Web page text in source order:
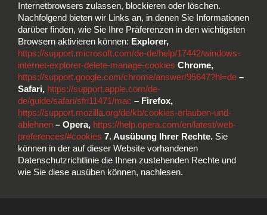
Internetbrowsers zulassen, blockieren oder löschen.
Nachfolgend bieten wir Links an, in denen Sie Informationen
darüber finden, wie Sie Ihre Präferenzen in den wichtigsten
Browsern aktivieren können: Explorer,
https://support.microsoft.com/de-de/help/17442/windows-
internet-explorer-delete-manage-cookies Chrome,
https://support.google.com/chrome/answer/95647?hl=de –
Safari, https://support.apple.com/de-
de/guide/safari/sfri11471/mac – Firefox,
https://support.mozilla.org/de/kb/cookies-erlauben-und-
ablehnen – Opera, https://help.opera.com/en/latest/web-
preferences/#cookies 7. Ausübung Ihrer Rechte. Sie
können in der auf dieser Website vorhandenen
Datenschutzrichtlinie die Ihnen zustehenden Rechte und
wie Sie diese ausüben können, nachlesen.